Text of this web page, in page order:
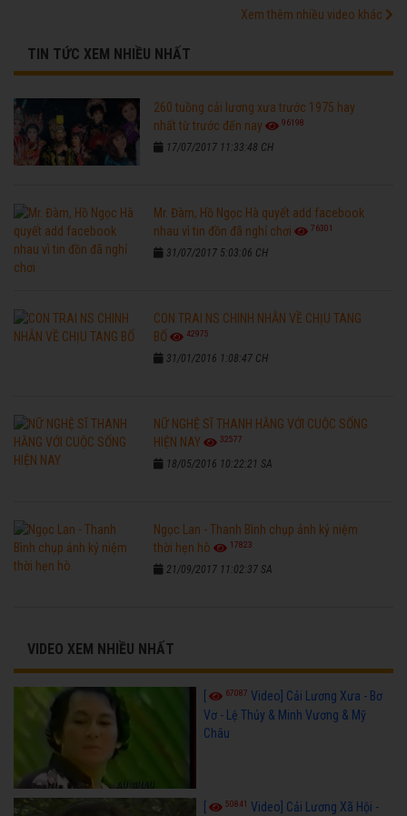
Xem thêm nhiều video khác
TIN TỨC XEM NHIỀU NHẤT
260 tuồng cải lương xưa trước 1975 hay
nhất từ trước đến nay
96198
17/07/2017 11:33:48 CH
Mr. Đàm, Hồ Ngọc Hà quyết add facebook
nhau vì tin đồn đã nghỉ chơi
76301
31/07/2017 5:03:06 CH
CON TRAI NS CHINH NHẪN VỀ CHỊU TANG
BỐ
42975
31/01/2016 1:08:47 CH
NỮ NGHỆ SĨ THANH HẰNG VỚI CUỘC SỐNG
HIỆN NAY
32577
18/05/2016 10:22:21 SA
Ngọc Lan - Thanh Bình chụp ảnh kỷ niệm
thời hẹn hò
17823
21/09/2017 11:02:37 SA
VIDEO XEM NHIỀU NHẤT
[ 67087 Video] Cải Lương Xưa - Bơ
Vơ - Lệ Thủy & Minh Vương & Mỹ
Châu
50841
Video] Cải Lương Xã Hội -